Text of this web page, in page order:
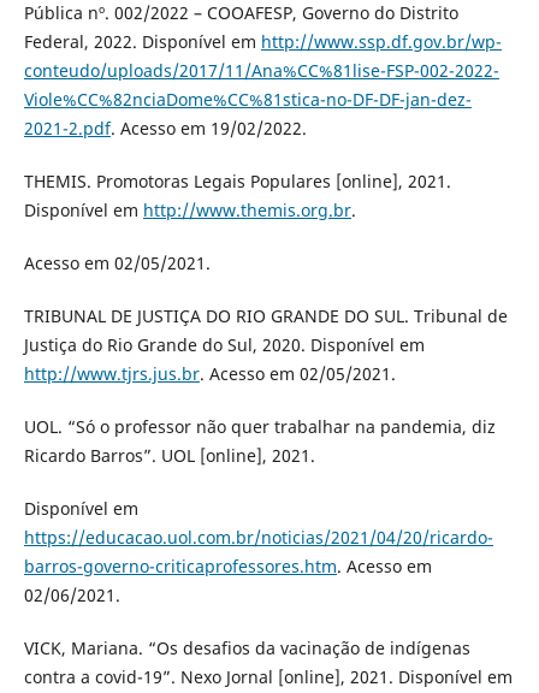
Pública nº. 002/2022 – COOAFESP, Governo do Distrito
Federal, 2022. Disponível em http://www.ssp.df.gov.br/wp-
conteudo/uploads/2017/11/Ana%CC%81lise-FSP-002-2022-
Viole%CC%82nciaDome%CC%81stica-no-DF-DF-jan-dez-
2021-2.pdf. Acesso em 19/02/2022.
THEMIS. Promotoras Legais Populares [online], 2021.
Disponível em http://www.themis.org.br.
Acesso em 02/05/2021.
TRIBUNAL DE JUSTIÇA DO RIO GRANDE DO SUL. Tribunal de
Justiça do Rio Grande do Sul, 2020. Disponível em
http://www.tjrs.jus.br. Acesso em 02/05/2021.
UOL. “Só o professor não quer trabalhar na pandemia, diz
Ricardo Barros”. UOL [online], 2021.
Disponível em
https://educacao.uol.com.br/noticias/2021/04/20/ricardo-
barros-governo-criticaprofessores.htm. Acesso em
02/06/2021.
VICK, Mariana. “Os desafios da vacinação de indígenas
contra a covid-19”. Nexo Jornal [online], 2021. Disponível em